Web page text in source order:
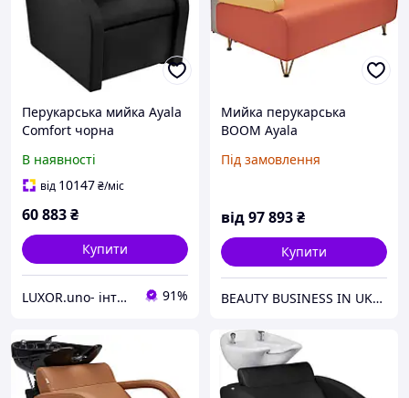
Перукарська мийка Ayala
Comfort чорна
В наявності
від 10147₴/міс
60 883₴
Купити
LUXOR.uno- інтернет магазин 91%
Мийка перукарська
BOOM Аyala
Під замовлення
від97 893₴
Купити
BEAUTY BUSINESS IN UKRAINE